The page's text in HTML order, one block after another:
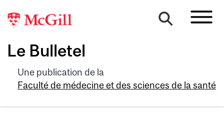
Le Bulletel
Une publication de la
Faculté de médecine et des sciences de la santé